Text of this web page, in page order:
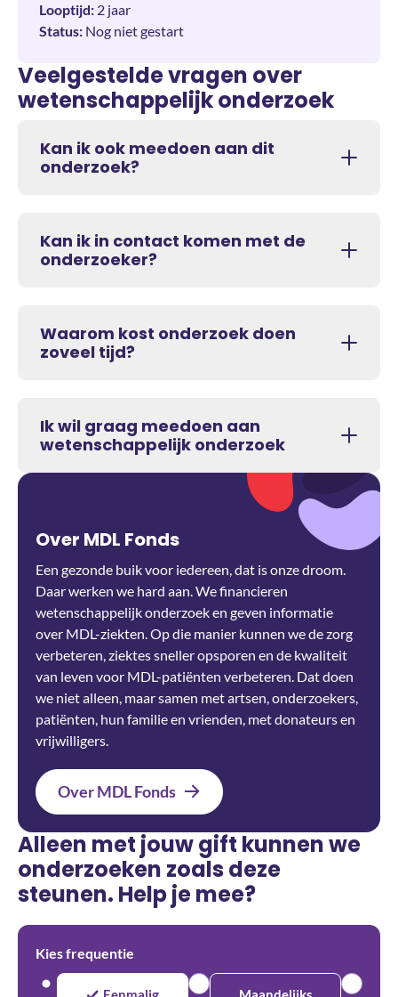
Looptijd: 2 jaar
Status: Nog niet gestart
Veelgestelde vragen over
wetenschappelijk onderzoek
Kan ik ook meedoen aan dit
onderzoek?
Kan ik in contact komen met de
onderzoeker?
Waarom kost onderzoek doen
zoveel tijd?
Ik wil graag meedoen aan
wetenschappelijk onderzoek
Over MDL Fonds
Een gezonde buik voor iedereen, dat is onze droom.
Daar werken we hard aan. We financieren
wetenschappelijk onderzoek en geven informatie
over MDL-ziekten. Op die manier kunnen we de zorg
verbeteren, ziektes sneller opsporen en de kwaliteit
van leven voor MDL-patiënten verbeteren. Dat doen
we niet alleen, maar samen met artsen, onderzoekers,
patiënten, hun familie en vrienden, met donateurs en
vrijwilligers.
Over MDL Fonds
Alleen met jouw gift kunnen we
onderzoeken zoals deze
steunen. Help je mee?
Kies frequentie